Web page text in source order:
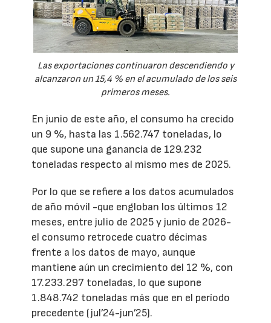
Las exportaciones continuaron descendiendo y
alcanzaron un 15,4 % en el acumulado de los seis
primeros meses.
En junio de este año, el consumo ha crecido
un 9 %, hasta las 1.562.747 toneladas, lo
que supone una ganancia de 129.232
toneladas respecto al mismo mes de 2025.
Por lo que se refiere a los datos acumulados
de año móvil -que engloban los últimos 12
meses, entre julio de 2025 y junio de 2026-
el consumo retrocede cuatro décimas
frente a los datos de mayo, aunque
mantiene aún un crecimiento del 12 %, con
17.233.297 toneladas, lo que supone
1.848.742 toneladas más que en el período
precedente (jul’24-jun’25).